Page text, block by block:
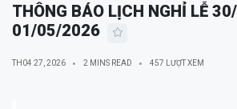
THÔNG BÁO LỊCH NGHỈ LỄ
01/05/2026
TH04 27, 2026 2 MINS READ 457 LƯỢT XEM